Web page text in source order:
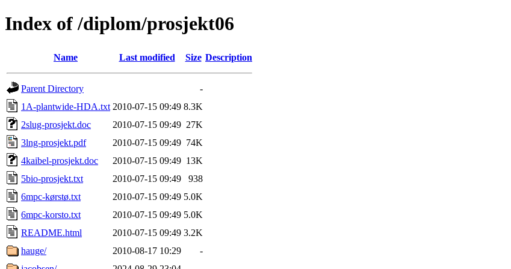
Index of /diplom/prosjekt06
Name Last modified Size Description
Parent Directory
-
1A-plantwide-HDA.txt 2010-07-15 09:49 8.3K
2slug-prosjekt.doc
2010-07-15 09:49 27K
3lng-prosjekt.pdf
2010-07-15 09:49 74K
4kaibel-prosjekt.doc
2010-07-15 09:49 13K
5bio-prosjekt.txt
2010-07-15 09:49
938
6mpc-kørstø.txt
2010-07-15 09:49 5.0K
6mpc-korsto.txt
2010-07-15 09:49 5.0K
README.html
2010-07-15 09:49 3.2K
hauge/
2010-08-17 10:29
-